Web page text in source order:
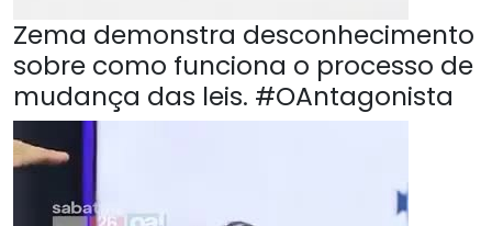
Zema demonstra desconhecimento
sobre como funciona o processo de
mudança das leis. #OAntagonista